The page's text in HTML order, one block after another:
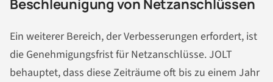
Beschleunigung von Netzanschlüssen
Ein weiterer Bereich, der Verbesserungen erfordert, ist
die Genehmigungsfrist für Netzanschlüsse. JOLT
behauptet, dass diese Zeiträume oft bis zu einem Jahr